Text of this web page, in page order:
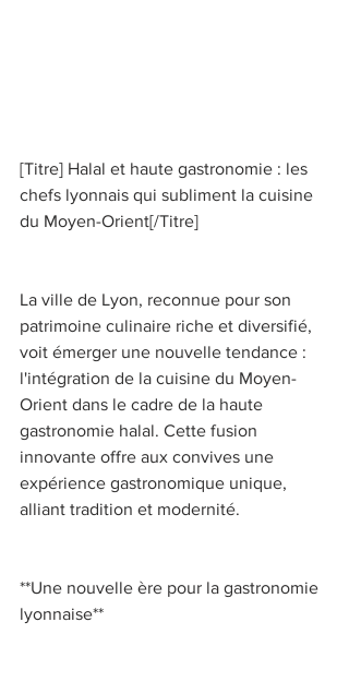
[Titre] Halal et haute gastronomie : les
chefs lyonnais qui subliment la cuisine
du Moyen-Orient[/Titre]
La ville de Lyon, reconnue pour son
patrimoine culinaire riche et diversifié,
voit émerger une nouvelle tendance :
l'intégration de la cuisine du Moyen-
Orient dans le cadre de la haute
gastronomie halal. Cette fusion
innovante offre aux convives une
expérience gastronomique unique,
alliant tradition et modernité.
**Une nouvelle ère pour la gastronomie
lyonnaise**